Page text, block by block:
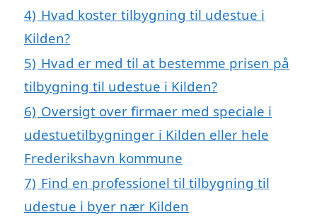
4) Hvad koster tilbygning til udestue i
Kilden?
5) Hvad er med til at bestemme prisen på
tilbygning til udestue i Kilden?
6) Oversigt over firmaer med speciale i
udestuetilbygninger i Kilden eller hele
Frederikshavn kommune
7) Find en professionel til tilbygning til
udestue i byer nær Kilden